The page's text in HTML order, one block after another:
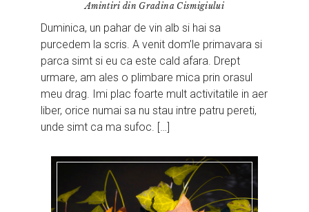
Amintiri din Gradina Cismigiului
Duminica, un pahar de vin alb si hai sa
purcedem la scris. A venit dom’le primavara si
parca simt si eu ca este cald afara. Drept
urmare, am ales o plimbare mica prin orasul
meu drag. Imi plac foarte mult activitatile in aer
liber, orice numai sa nu stau intre patru pereti,
unde simt ca ma sufoc. […]